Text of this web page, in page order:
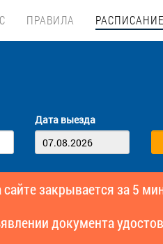
ПРАВИЛА РАСПИСАНИЕ
Дата выезда
закрывается за 5
документа